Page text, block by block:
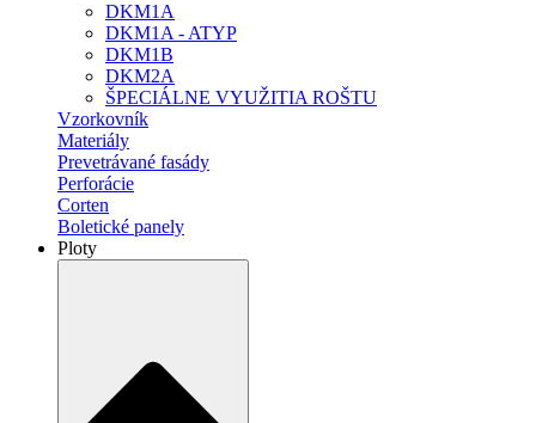
DKM1A
DKM1A - ATYP
DKM1B
DKM2A
ŠPECIÁLNE VYUŽITIA ROŠTU
Vzorkovník
Materiály
Prevetrávané fasády
Perforácie
Corten
Boletické panely
Ploty